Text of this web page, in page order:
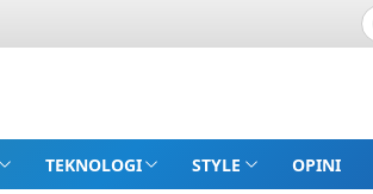
TEKNOLOGI STYLE OPINI